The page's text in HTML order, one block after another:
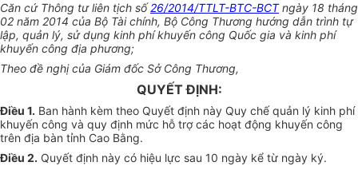
Căn cứ Thông tư liên tịch số26/2014/TTLT-BTC-BCTngày 18 tháng
02 năm 2014 của Bộ Tài chính, Bộ Công Thương hướng dẫn trình tự
lập, quản lý, sử dụng kinh phí khuyến công Quốc gia và kinh phí
khuyến công địa phương;
Theo đề nghị của Giám đốc Sở Công Thương,
QUYẾT ĐỊNH:
Điều 1. Ban hành kèm theo Quyết định này Quy chế quản lý kinh phí
khuyến công và quy định mức hỗ trợ các hoạt động khuyến công
trên địa bàn tỉnh Cao Bằng.
Điều 2. Quyết định này có hiệu lực sau 10 ngày kể từ ngày ký.